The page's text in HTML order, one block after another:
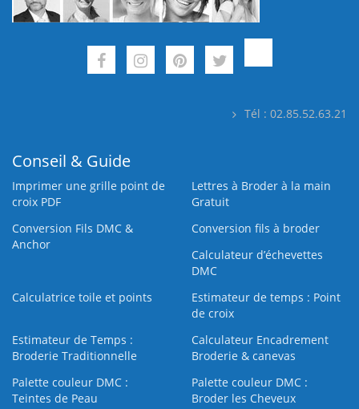
Tél : 02.85.52.63.21
Conseil & Guide
Imprimer une grille point de
croix PDF
Lettres à Broder à la main
Gratuit
Conversion Fils DMC &
Anchor
Conversion fils à broder
Calculateur d’échevettes
DMC
Calculatrice toile et points
Estimateur de temps : Point
de croix
Estimateur de Temps :
Broderie Traditionnelle
Calculateur Encadrement
Broderie & canevas
Palette couleur DMC :
Teintes de Peau
Palette couleur DMC :
Broder les Cheveux